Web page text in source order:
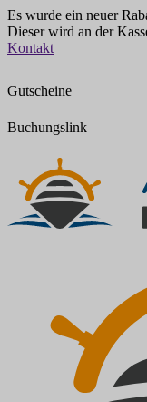
Es wurde ein neuer
Dieser wird an der
Zum
Kontakt
Gutscheine
Buchungslink